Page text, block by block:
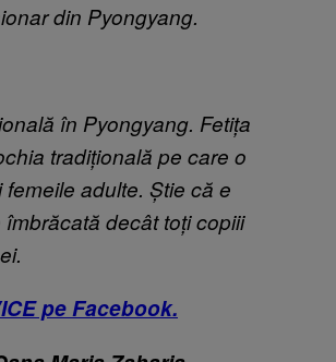
din Pyongyang.
în Pyongyang. Fetița
tradițională pe care o
femeile adulte. Știe că e
îmbrăcată decât toți copiii
pe Facebook.